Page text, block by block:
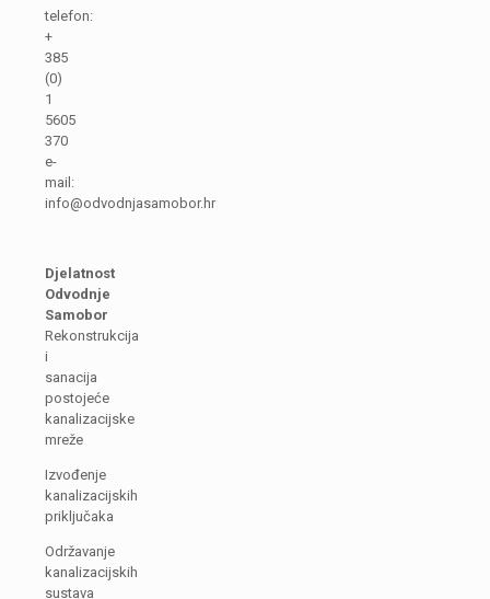
telefon:
+
385
(0)
1
5605
370
e-
mail:
info@odvodnjasamobor.hr
Djelatnost
Odvodnje
Samobor
Rekonstrukcija
i
sanacija
postojeće
kanalizacijske
mreže
Izvođenje
kanalizacijskih
priključaka
Održavanje
kanalizacijskih
sustava